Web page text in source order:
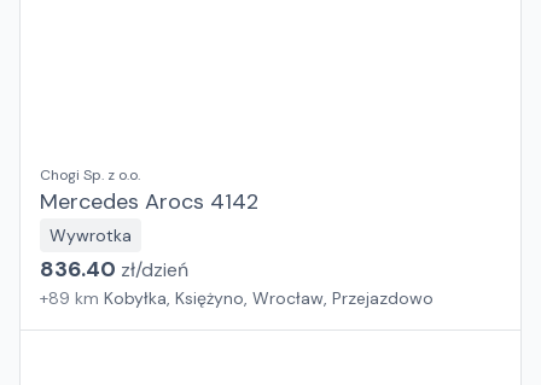
Chogi Sp. z o.o.
Mercedes Arocs 4142
Wywrotka
836.40 zł/dzień
+89 km Kobyłka, Księżyno, Wrocław, Przejazdowo